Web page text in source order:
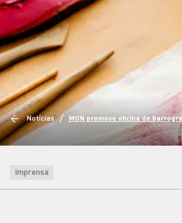
Notícias /
MON promove oficina de
inspirada nas obras de Poty
Imprensa